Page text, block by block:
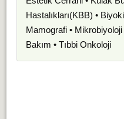
Hastalıkları(KBB) •
Mamografi •
Bakım • Tıbbi Onkoloji